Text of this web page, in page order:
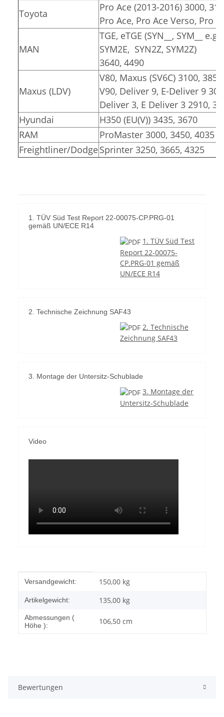
Toyota
Pro Ace (2013-2016) 3000,
Pro Ace, Pro Ace Verso, Pro
MAN
TGE, eTGE (SYN__, SYM__
SYM2E, SYN2Z, SYM2Z)
3640, 4490
Maxus (LDV)
V80, Maxus (SV6C) 3100, 3850
V90, Deliver 9, E-Deliver 9
Deliver 3, E Deliver 3 2910,
Hyundai
H350 (EU(V)) 3435, 3670
RAM
ProMaster 3000, 3450, 4035
Freightliner/DodgeSprinter 3250, 3665, 4325
1. TÜV Süd Test Report 22-00075-CP.PRG-01
gemäß UN/ECE R14
1. TÜV Süd Test
Report 22-00075-
CP.PRG-01 gemäß
UN/ECE R14
2. Technische Zeichnung SAF43
2. Technische
Zeichnung SAF43
3. Montage der Untersitz-Schublade
3. Montage der
Untersitz-Schublade
Video
Produkteigenschaft
Wert
Versandgewicht: 150,00 kg
Artikelgewicht: 135,00 kg
Abmessungen (
Höhe ):
106,50 cm
Bewertungen